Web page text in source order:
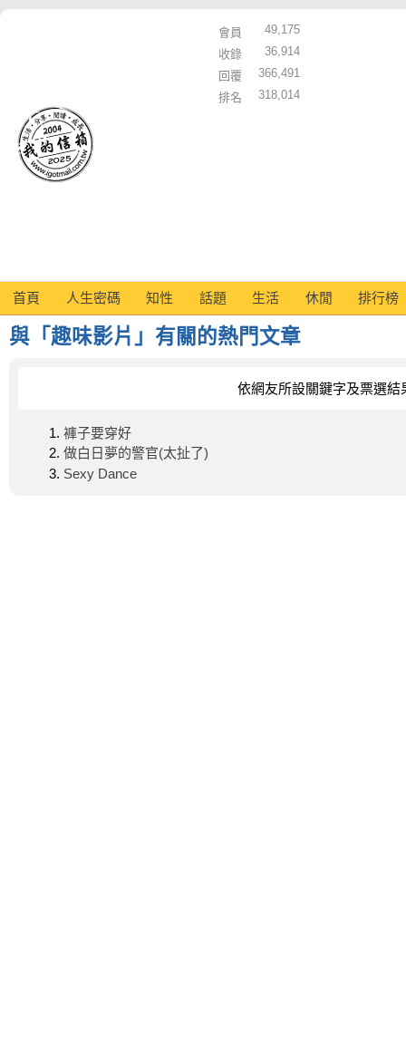
會員
49,175
收錄
36,914
回覆
366,491
排名
318,014
首頁 人生密碼 知性 話題 生活 休閒 排行榜
與「趣味影片」有關的熱門文章
依網友所設關鍵字及票選結
褲子要穿好
做白日夢的警官(太扯了)
Sexy Dance